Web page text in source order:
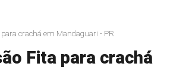
para crachá em Mandaguari - PR
Fita para crachá